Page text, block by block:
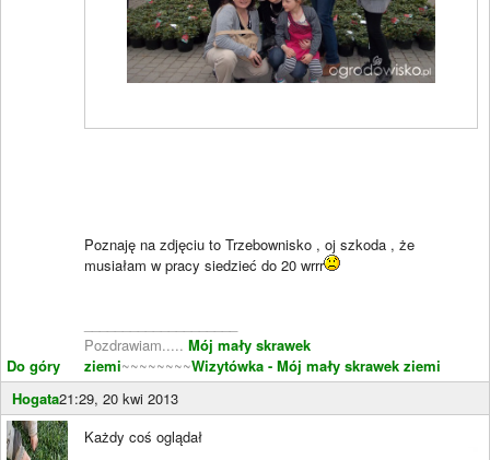
Do góry
Poznaję na zdjęciu to Trzebownisko , oj szkoda , że
musiałam w pracy siedzieć do 20 wrrr
Pozdrawiam..... Mój mały skrawek
ziemi~~~~~~~~Wizytówka - Mój mały skrawek ziemi
Hogata21:29, 20 kwi 2013
Każdy coś oglądał